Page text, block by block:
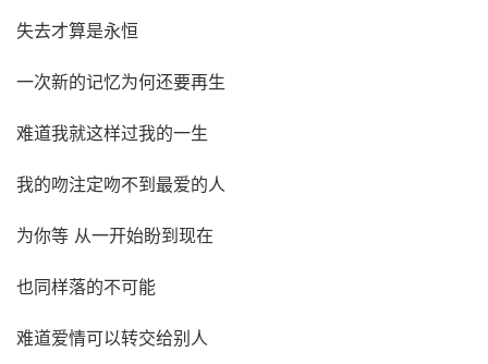
失去才算是永恒
一次新的记忆为何还要再生
难道我就这样过我的一生
我的吻注定吻不到最爱的人
为你等 从一开始盼到现在
也同样落的不可能
难道爱情可以转交给别人